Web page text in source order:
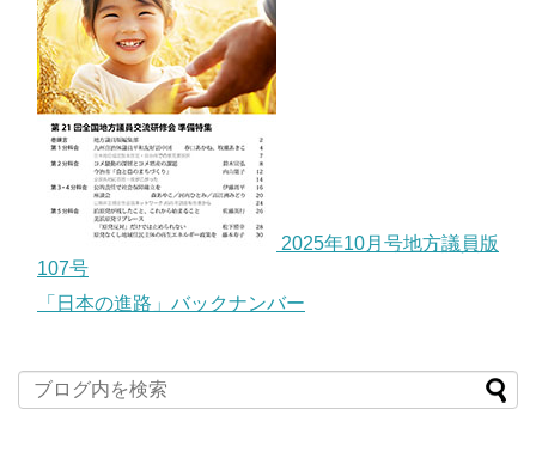
2025年10月号地方議員版
107号
「日本の進路」バックナンバー